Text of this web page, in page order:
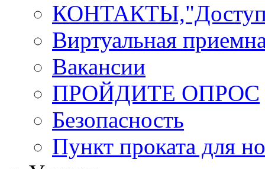
Виртуальная
Вакансии
ПРОЙДИТЕ ОПРОС
Безопасность
Пункт проката для